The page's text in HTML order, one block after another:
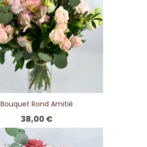
Bouquet Rond Amitié
38,00 €